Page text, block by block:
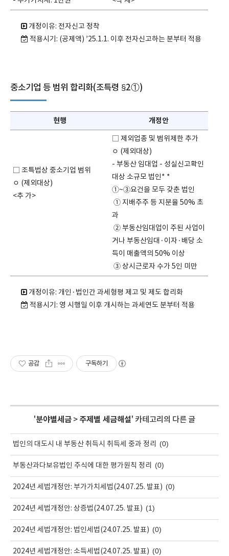
개정이유: 전자신고 정착
적용시기: (공제액) ’25.1.1. 이후 전자신고하는 분부터 적용
중소기업 등 범위 합리화(조특령 §2①)
현행 개정안
□ 조특법상 중소기업 범위
ㅇ (제외대상)
<추 가>
□ 제외업종 및 범위제한 추가
ㅇ (제외대상)
- 부동산 임대업 - 성실신고확인
대상 소규모 법인* *
①~③요건을 모두 갖춘 법인
① 지배주주 등 지분율 50% 초
과
② 부동산임대업이 주된 사업이
거나 부동산임대·이자·배당 소
득이 매출액의 50% 이상
③ 상시근로자 수가 5인 미만
개정이유: 개인·법인간 과세형평 제고 및 제도 합리화
적용시기: 영 시행일 이후 개시하는 과세연도 분부터 적용
공감 구독하기
'분야별세금 > 주제별 세금해설' 카테고리의 다른 글
법인의 대도시 내 부동산 취득시 취득세 중과 정리 (0)
부동산과다보유법인 주식에 대한 평가원칙 정리 (0)
2024년 세법개정안: 부가가치세법(24.07.25. 발표) (0)
2024년 세법개정안: 상증법(24.07.25. 발표) (1)
2024년 세법개정안: 법인세법(24.07.25. 발표) (0)
2024년 세법개정안: 소득세법(24.07.25. 발표) (0)